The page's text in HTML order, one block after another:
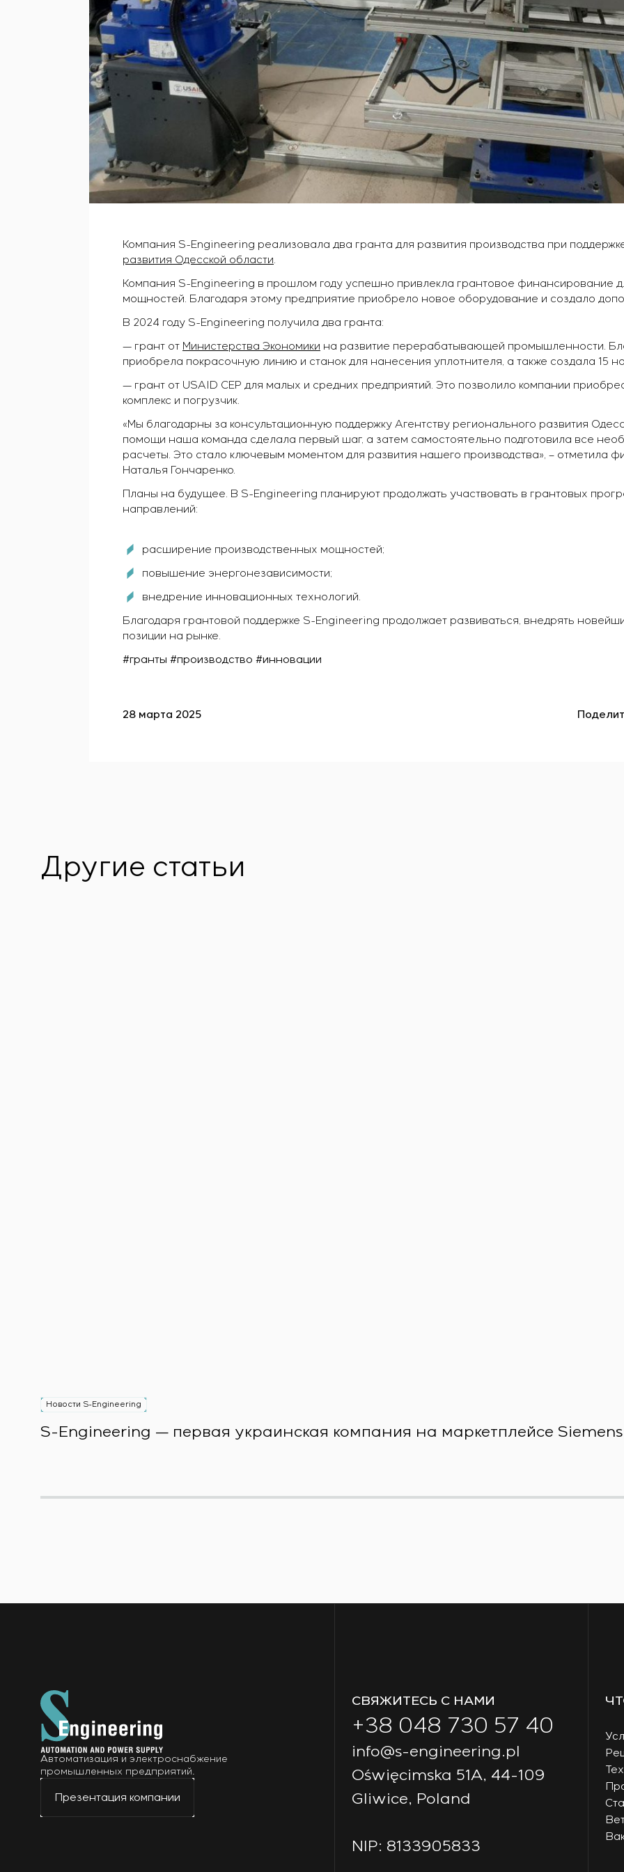
Компания S-Engineering реализовала два гранта для развития производства при
развития Одесской области.
Компания S-Engineering в прошлом году успешно привлекла грантовое финансирование
мощностей. Благодаря этому предприятие приобрело новое оборудование и создало
В 2024 году S-Engineering получила два гранта:
— грант от Министерства Экономики на развитие перерабатывающей промышленности.
приобрела покрасочную линию и станок для нанесения уплотнителя, а также создала 15
— грант от USAID CEP для малых и средних предприятий. Это позволило компании
комплекс и погрузчик.
«Мы благодарны за консультационную поддержку Агентству регионального развития
помощи наша команда сделала первый шаг, а затем самостоятельно подготовила все
расчеты. Это стало ключевым моментом для развития нашего производства», – отметила
Наталья Гончаренко.
Планы на будущее. В S-Engineering планируют продолжать участвовать в грантовых
направлений:
расширение производственных мощностей;
повышение энергонезависимости;
внедрение инновационных технологий.
Благодаря грантовой поддержке S-Engineering продолжает развиваться, внедрять
позиции на рынке.
#гранты #производство #инновации
28 марта 2025
Другие статьи
Новости S-Engineering
S-Engineering — первая украинская компания на маркетплейсе
Автоматизация и электроснабжение
промышленных предприятий.
Презентация компании
СВЯЖИТЕСЬ С НАМИ
+38 048 730 57 40
info@s-engineering.pl
Oświęcimska 51A, 44-109
Gliwice, Poland
NIP: 8133905833